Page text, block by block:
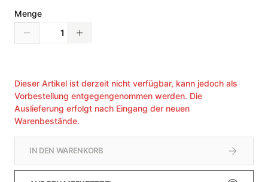
Menge
Dieser Artikel ist derzeit nicht verfügbar, kann jedoch als
Vorbestellung entgegengenommen werden. Die
Auslieferung erfolgt nach Eingang der neuen
Warenbestände.
IN DEN WARENKORB